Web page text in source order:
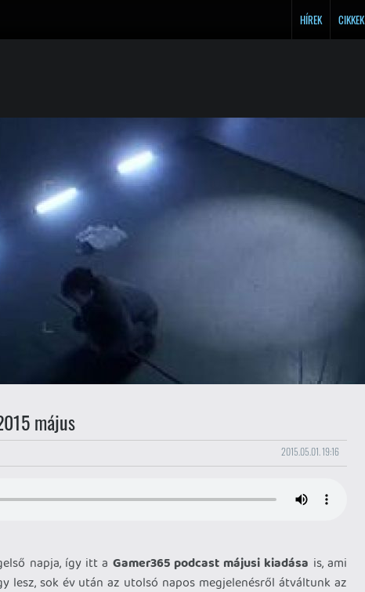
HÍREK CIKKEK
május
2015.05.01. 19:16
napja, így itt a Gamer365 podcast májusi kiadása is, ami
lesz, sok év után az utolsó napos megjelenésről átváltunk az